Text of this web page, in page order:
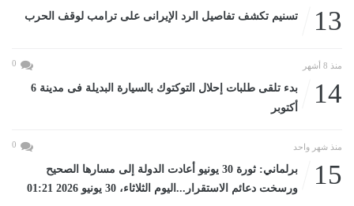
13 تسنيم تكشف تفاصيل الرد الإيرانى على ترامب لوقف الحرب
منذ 8 أشهر 0
14
بدء تلقى طلبات إحلال التوكتوك بالسيارة البديلة فى مدينة 6
أكتوبر
منذ شهر واحد 0
15
برلماني: ثورة 30 يونيو أعادت الدولة إلى مسارها الصحيح
ورسخت دعائم الاستقرار...اليوم الثلاثاء، 30 يونيو 2026 01:21